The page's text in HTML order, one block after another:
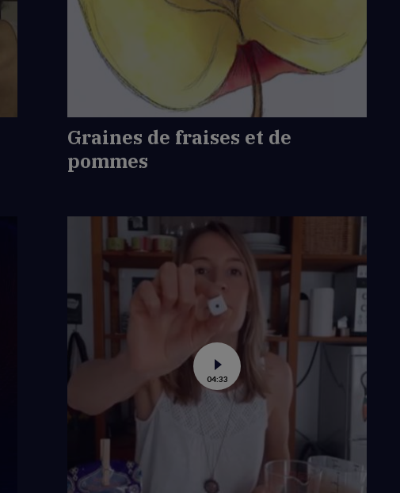
de
Graines
fraises
pommes
Graines de fraises et de
pommes
Voir
la
vidéo
de
granularité
04:33